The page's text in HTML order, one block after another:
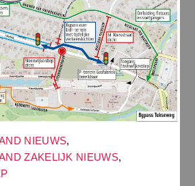
NIEUWS,
ZAKELIJK NIEUWS,